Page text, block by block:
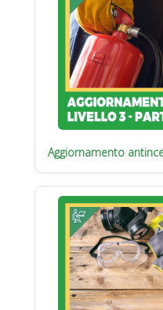
Aggiornamento